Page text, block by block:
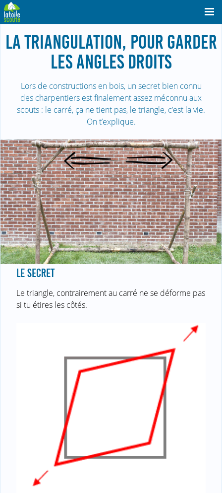
LA TRIANGULATION, POUR GARDER
LES ANGLES DROITS
Lors de constructions en bois, un secret bien connu
des charpentiers est finalement assez méconnu aux
scouts : le carré, ça ne tient pas, le triangle, c’est la vie.
On t’explique.
LE SECRET
Le triangle, contrairement au carré ne se déforme pas
si tu étires les côtés.